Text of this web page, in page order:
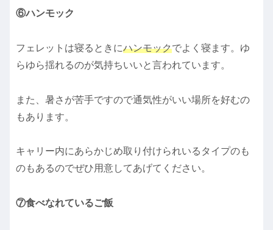
⑥ハンモック
フェレットは寝るときにハンモックでよく寝ます。ゆ
らゆら揺れるのが気持ちいいと言われています。
また、暑さが苦手ですので通気性がいい場所を好むの
もあります。
キャリー内にあらかじめ取り付けられいるタイプのも
のもあるのでぜひ用意してあげてください。
⑦食べなれているご飯